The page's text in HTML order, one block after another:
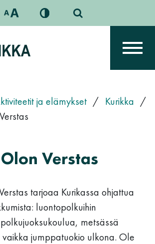
ja elämykset / Kurikka /
Verstas
tarjoaa Kurikassa ohjattua
luontopolkuihin
metsässä
vaikka jumppatuokio ulkona. Ole